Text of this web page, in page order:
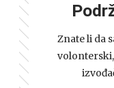
Znate li da